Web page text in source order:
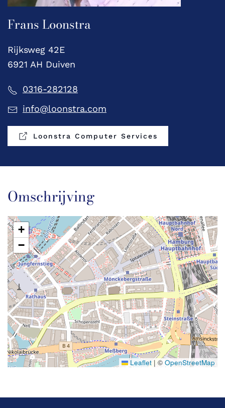
Frans Loonstra
Rijksweg 42E
6921 AH Duiven
0316-282128
info@loonstra.com
Loonstra Computer Services
Omschrijving
+
−
Leaflet | © OpenStreetMap